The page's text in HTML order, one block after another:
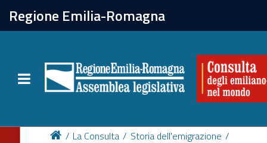
Regione Emilia-Romagna
Toggle navigation
chiudi
Attività
Per chi vive all'estero
La Consulta
Storia dell'emigrazione